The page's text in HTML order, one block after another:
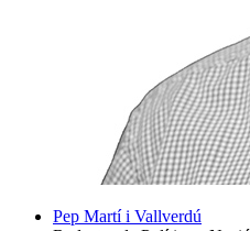
Pep Martí i Vallverdú